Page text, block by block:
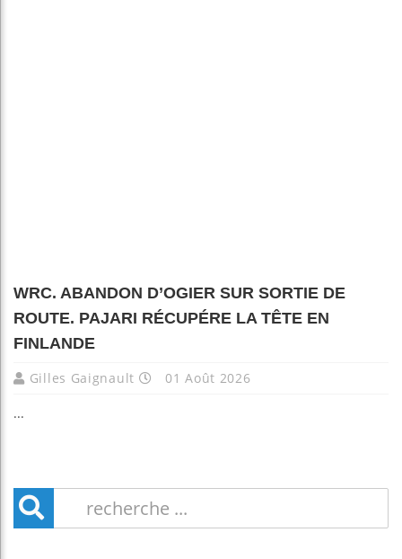
WRC. ABANDON D’OGIER SUR SORTIE DE
ROUTE. PAJARI RÉCUPÉRE LA TÊTE EN
FINLANDE
Gilles Gaignault 01 Août 2026
...